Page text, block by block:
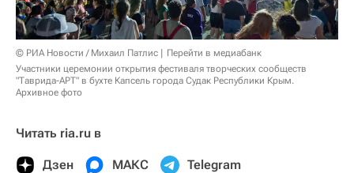
© РИА Новости / Михаил Патлис
Перейти в медиабанк
Участники церемонии открытия фестиваля творческих сообществ
"Таврида-АРТ" в бухте Капсель города Судак Республики Крым.
Архивное фото
Читать ria.ru в
Дзен МАКС Telegram